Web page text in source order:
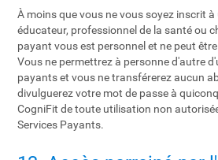
À moins que vous ne vous soyez inscrit
éducateur, professionnel de la santé ou
payant vous est personnel et ne peut
Vous ne permettrez à personne d'autre
payants et vous ne transférerez aucun
divulguerez votre mot de passe à
CogniFit de toute utilisation non
Services Payants.